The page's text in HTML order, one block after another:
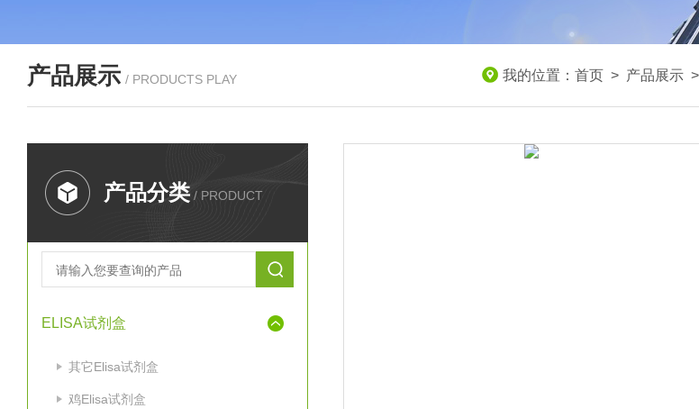
产品展示 / PRODUCTS PLAY 我的位置： 首页 > 产品展示 >
产品分类 / PRODUCT
ELISA试剂盒
其它Elisa试剂盒
鸡Elisa试剂盒